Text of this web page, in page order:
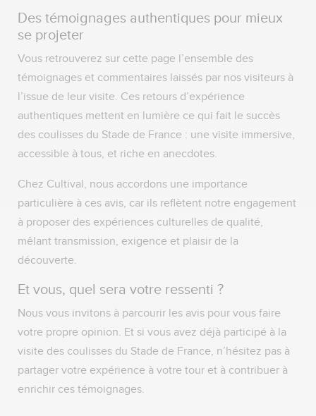
Des témoignages authentiques pour mieux
se projeter
Vous retrouverez sur cette page l’ensemble des
témoignages et commentaires laissés par nos visiteurs à
l’issue de leur visite. Ces retours d’expérience
authentiques mettent en lumière ce qui fait le succès
des coulisses du Stade de France : une visite immersive,
accessible à tous, et riche en anecdotes.
Chez Cultival, nous accordons une importance
particulière à ces avis, car ils reflètent notre engagement
à proposer des expériences culturelles de qualité,
mêlant transmission, exigence et plaisir de la
découverte.
Et vous, quel sera votre ressenti ?
Nous vous invitons à parcourir les avis pour vous faire
votre propre opinion. Et si vous avez déjà participé à la
visite des coulisses du Stade de France, n’hésitez pas à
partager votre expérience à votre tour et à contribuer à
enrichir ces témoignages.